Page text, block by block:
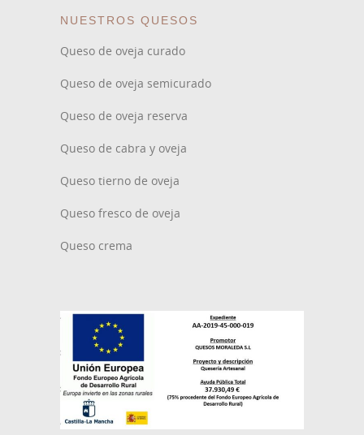
NUESTROS QUESOS
Queso de oveja curado
Queso de oveja semicurado
Queso de oveja reserva
Queso de cabra y oveja
Queso tierno de oveja
Queso fresco de oveja
Queso crema